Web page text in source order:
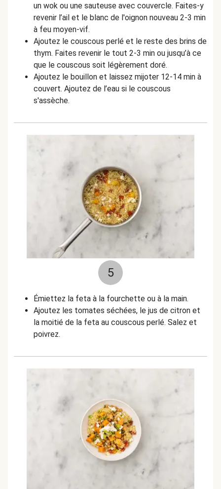
un wok ou une sauteuse avec couvercle. Faites-y
revenir l’ail et le blanc de l'oignon nouveau 2-3 min
à feu moyen-vif.
Ajoutez le couscous perlé et le reste des brins de
thym. Faites revenir le tout 2-3 min ou jusqu’à ce
que le couscous soit légèrement doré.
Ajoutez le bouillon et laissez mijoter 12-14 min à
couvert. Ajoutez de l’eau si le couscous
s'assèche.
5
Émiettez la feta à la fourchette ou à la main.
Ajoutez les tomates séchées, le jus de citron et
la moitié de la feta au couscous perlé. Salez et
poivrez.